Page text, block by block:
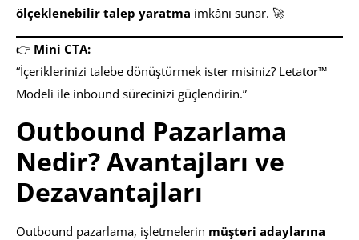
ölçeklenebilir talep yaratma imkânı sunar. 🚀
👉 Mini CTA:
“İçeriklerinizi talebe dönüştürmek ister misiniz? Letator™
Modeli ile inbound sürecinizi güçlendirin.”
Outbound Pazarlama
Nedir? Avantajları ve
Dezavantajları
Outbound pazarlama, işletmelerin müşteri adaylarına